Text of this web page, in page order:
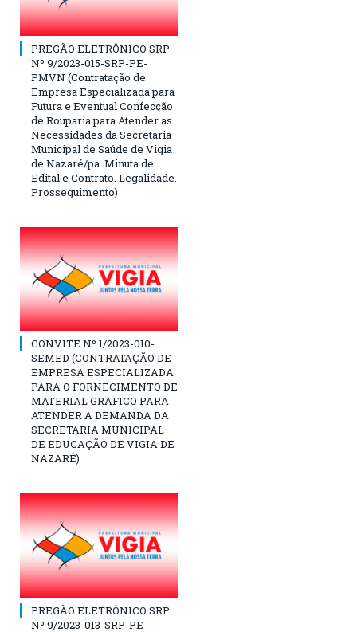
PREGÃO ELETRÔNICO SRP
Nº 9/2023-015-SRP-PE-
PMVN (Contratação de
Empresa Especializada para
Futura e Eventual Confecção
de Rouparia para Atender as
Necessidades da Secretaria
Municipal de Saúde de Vigia
de Nazaré/pa. Minuta de
Edital e Contrato. Legalidade.
Prosseguimento)
CONVITE Nº 1/2023-010-
SEMED (CONTRATAÇÃO DE
EMPRESA ESPECIALIZADA
PARA O FORNECIMENTO DE
MATERIAL GRAFICO PARA
ATENDER A DEMANDA DA
SECRETARIA MUNICIPAL
DE EDUCAÇÃO DE VIGIA DE
NAZARÉ)
PREGÃO ELETRÔNICO SRP
Nº 9/2023-013-SRP-PE-